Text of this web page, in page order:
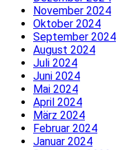
November 2024
Oktober 2024
September 2024
August 2024
Juli 2024
Juni 2024
Mai 2024
April 2024
März 2024
Februar 2024
Januar 2024